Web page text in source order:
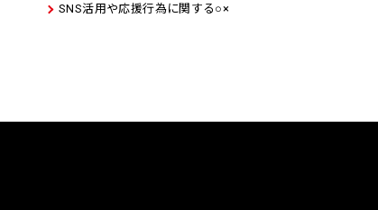
SNS活用や応援行為に関する○×